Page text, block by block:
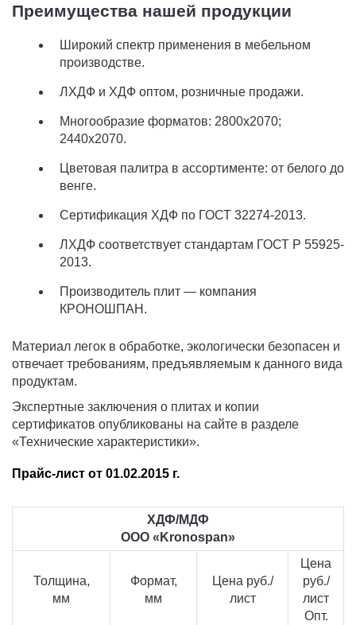
Преимущества нашей продукции
Широкий спектр применения в мебельном
производстве.
ЛХДФ и ХДФ оптом, розничные продажи.
Многообразие форматов: 2800х2070;
2440х2070.
Цветовая палитра в ассортименте: от белого до
венге.
Сертификация ХДФ по ГОСТ 32274-2013.
ЛХДФ соответствует стандартам ГОСТ Р 55925-
2013.
Производитель плит — компания
КРОНОШПАН.
Материал легок в обработке, экологически безопасен и
отвечает требованиям, предъявляемым к данного вида
продуктам.
Экспертные заключения о плитах и копии
сертификатов опубликованы на сайте в разделе
«Технические характеристики».
Прайс-лист от 01.02.2015 г.
ХДФ/МДФ
ООО «Kronospan»
Толщина,
мм
Формат,
мм
Цена руб./
лист
Цена
руб./
лист
Опт.